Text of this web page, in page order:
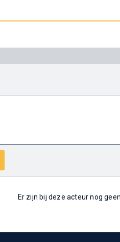
Er zijn bij deze acteur nog